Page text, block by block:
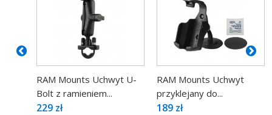
RAM Mounts Uchwyt U-
Bolt z ramieniem...
229 zł
RAM Mounts Uchwyt
przyklejany do...
189 zł